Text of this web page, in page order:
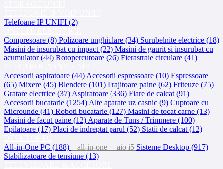
Telefoane IP UNIFI (2)
Compresoare (8) Polizoare unghiulare (34) Surubelnite electrice (18)
Masini de insurubat cu impact (22) Masini de gaurit si insurubat cu
acumulator (44) Rotopercutoare (26) Fierastraie circulare (41)
Accesorii aspiratoare (44) Accesorii espressoare (10) Espressoare
(65) Mixere (45) Blendere (101) Prajitoare paine (62) Friteuze (75)
Gratare electrice (37) Aspiratoare (336) Fiare de calcat (91)
Accesorii bucatarie (1254) Alte aparate uz casnic (9) Cuptoare cu
Microunde (41) Roboti bucatarie (127) Masini de tocat carne (13)
Masini de facut paine (12) Aparate de Tuns / Trimmere (100)
Epilatoare (17) Placi de indreptat parul (52) Statii de calcat (12)
All-in-One PC (188)
all-in-one aio i5 Sisteme Desktop (917)
Stabilizatoare de tensiune (13)